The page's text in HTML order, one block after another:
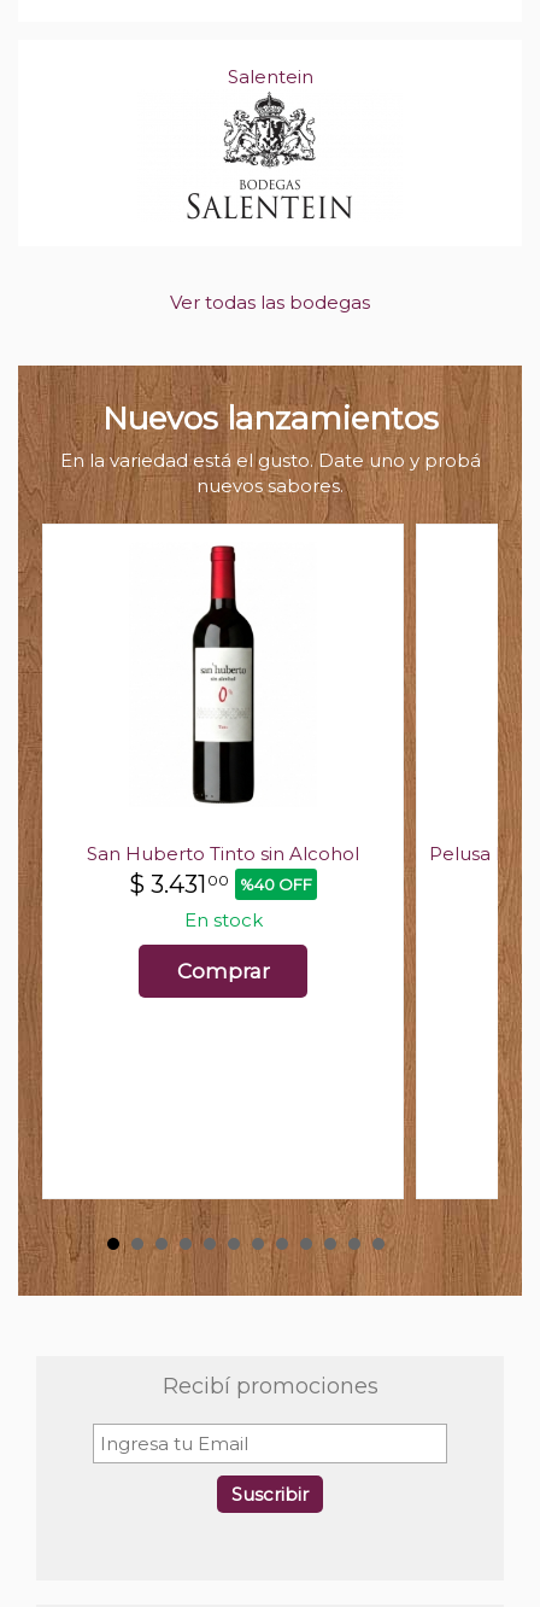
Salentein
Ver todas las bodegas
Nuevos lanzamientos
En la variedad está el gusto. Date uno y probá
nuevos sabores.
San Huberto Tinto sin Alcohol
$ 3.431 00 %40 OFF
En stock
Comprar
Pelusa
$
Recibí promociones
Suscribir